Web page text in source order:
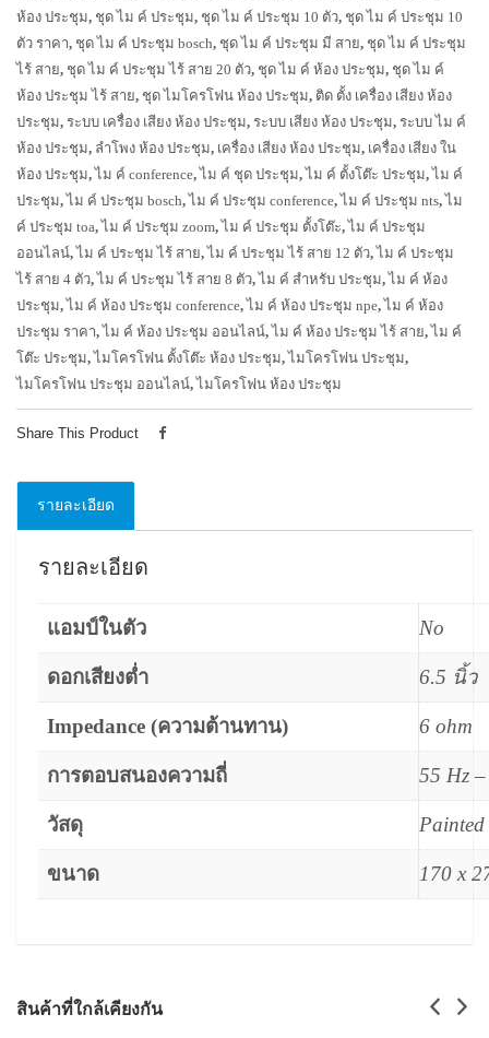
ห้อง ประชุม, ชุด ไม ค์ ประชุม, ชุด ไม ค์ ประชุม 10 ตัว, ชุด ไม ค์ ประชุม 10
ตัว ราคา, ชุด ไม ค์ ประชุม bosch, ชุด ไม ค์ ประชุม มี สาย, ชุด ไม ค์ ประชุม
ไร้ สาย, ชุด ไม ค์ ประชุม ไร้ สาย 20 ตัว, ชุด ไม ค์ ห้อง ประชุม, ชุด ไม ค์
ห้อง ประชุม ไร้ สาย, ชุด ไมโครโฟน ห้อง ประชุม, ติด ตั้ง เครื่อง เสียง ห้อง
ประชุม, ระบบ เครื่อง เสียง ห้อง ประชุม, ระบบ เสียง ห้อง ประชุม, ระบบ ไม ค์
ห้อง ประชุม, ลำโพง ห้อง ประชุม, เครื่อง เสียง ห้อง ประชุม, เครื่อง เสียง ใน
ห้อง ประชุม,ไม ค์ conference,ไม ค์ ชุด ประชุม,ไม ค์ ตั้งโต๊ะ ประชุม,ไม ค์
ประชุม,ไม ค์ ประชุม bosch,ไม ค์ ประชุม conference,ไม ค์ ประชุม nts,ไม
ค์ ประชุม toa,ไม ค์ ประชุม zoom,ไม ค์ ประชุม ตั้งโต๊ะ,ไม ค์ ประชุม
ออนไลน์,ไม ค์ ประชุม ไร้ สาย,ไม ค์ ประชุม ไร้ สาย 12 ตัว,ไม ค์ ประชุม
ไร้ สาย 4 ตัว,ไม ค์ ประชุม ไร้ สาย 8 ตัว,ไม ค์ สำหรับ ประชุม,ไม ค์ ห้อง
ประชุม,ไม ค์ ห้อง ประชุม conference,ไม ค์ ห้อง ประชุม npe,ไม ค์ ห้อง
ประชุม ราคา,ไม ค์ ห้อง ประชุม ออนไลน์,ไม ค์ ห้อง ประชุม ไร้ สาย,ไม ค์
โต๊ะ ประชุม,ไมโครโฟน ตั้งโต๊ะ ห้อง ประชุม,ไมโครโฟน ประชุม,
ไมโครโฟน ประชุม ออนไลน์,ไมโครโฟน ห้อง ประชุม
Share This Product
รายละเอียด
รายละเอียด
แอมป์ในตัว No
ดอกเสียงต่ำ 6.5 นิ้ว
Impedance (ความต้านทาน) 6 ohm
การตอบสนองความถี่ 55 Hz
วัสดุ
ขนาด 170 x
สินค้าที่ใกล้เคียงกัน